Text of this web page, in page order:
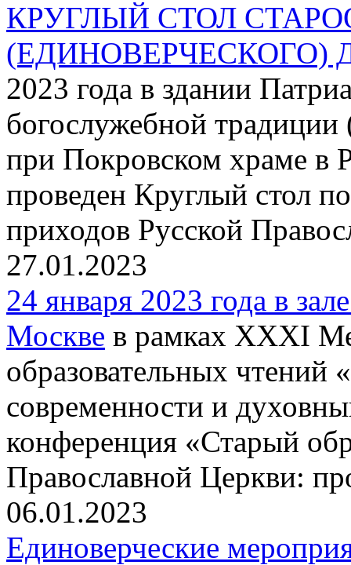
КРУГЛЫЙ СТОЛ
(ЕДИНОВЕРЧЕСКОГО)
2023 года в здании
богослужебной традиции
при Покровском храме в
проведен Круглый стол
приходов Русской
27.01.2023
24 января 2023 года в
Москве в рамках XXXI
образовательных чтений
современности и
конференция «Старый
Православной Церкви:
06.01.2023
Единоверческие